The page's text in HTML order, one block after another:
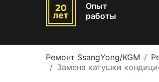
Опыт
работы
Ремонт SsangYong/KGM
Замена катушки